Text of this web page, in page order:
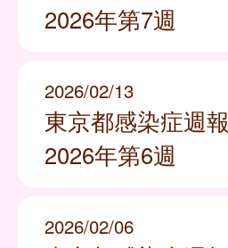
2026年第7週
2026/02/13
東京都感染症週報
2026年第6週
2026/02/06